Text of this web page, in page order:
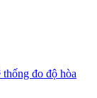
đo độ hòa